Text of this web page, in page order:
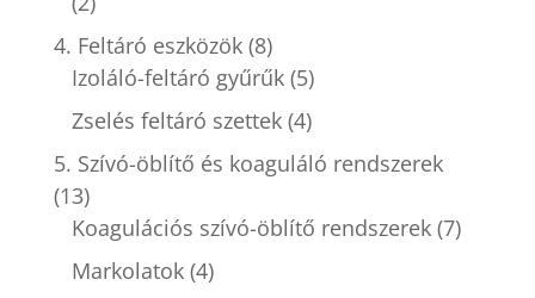
4. Feltáró eszközök (8)
Izoláló-feltáró gyűrűk (5)
Zselés feltáró szettek (4)
5. Szívó-öblítő és koaguláló rendszerek
(13)
Koagulációs szívó-öblítő rendszerek (7)
Markolatok (4)